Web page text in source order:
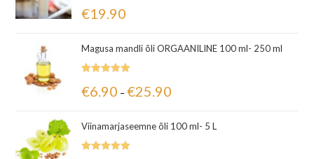
5.00 / 5
€19.90
Magusa mandli õli ORGAANILINE 100 ml- 250 ml
5.00/ 5
€6.90 – €25.90
Viinamarjaseemne õli 100 ml- 5 L